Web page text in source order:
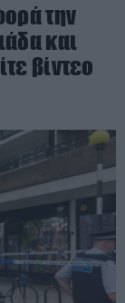
την
και
βίντεο